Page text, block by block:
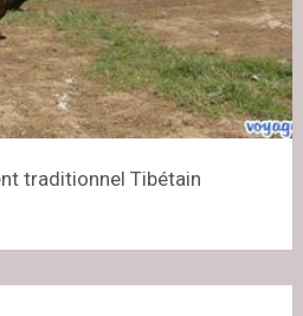
traditionnel Tibétain